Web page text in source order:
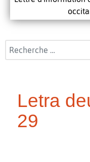
Rechercher
Letra
29